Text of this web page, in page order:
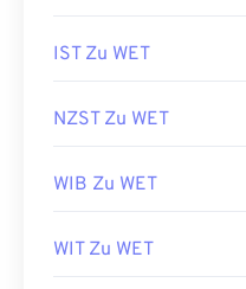
IST Zu WET
NZST Zu WET
WIB Zu WET
WIT Zu WET